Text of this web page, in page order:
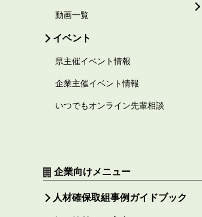
動画一覧
イベント
県主催イベント情報
企業主催イベント情報
いつでもオンライン先輩相談
企業向けメニュー
人材確保取組事例ガイドブック